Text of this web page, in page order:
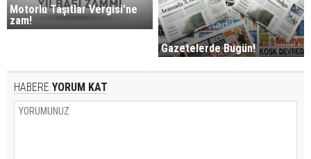
Motorlu Taşıtlar Vergisi'ne
zam!
Gazetelerde Bugün!
HABERE YORUM KAT